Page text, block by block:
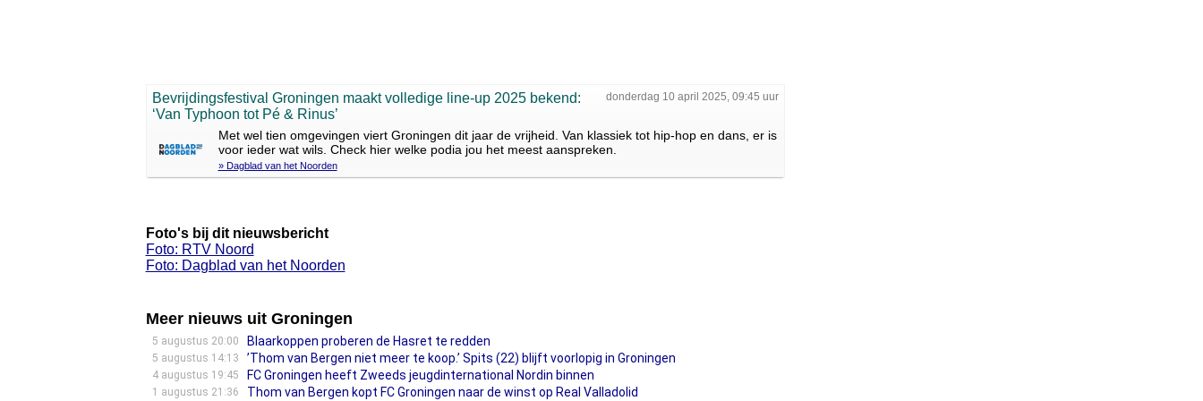
donderdag 10 april 2025, 09:45 uur
Bevrijdingsfestival Groningen maakt volledige line-up 2025 bekend:
‘Van Typhoon tot Pé & Rinus’
Met wel tien omgevingen viert Groningen dit jaar de vrijheid. Van klassiek tot hip-hop en dans, er is
voor ieder wat wils. Check hier welke podia jou het meest aanspreken.
» Dagblad van het Noorden
Foto's bij dit nieuwsbericht
Foto: RTV Noord
Foto: Dagblad van het Noorden
Meer nieuws uit Groningen
5 augustus 20:00 Blaarkoppen proberen de Hasret te redden
5 augustus 14:13 ’Thom van Bergen niet meer te koop.’ Spits (22) blijft voorlopig in Groningen
4 augustus 19:45 FC Groningen heeft Zweeds jeugdinternational Nordin binnen
1 augustus 21:36 Thom van Bergen kopt FC Groningen naar de winst op Real Valladolid